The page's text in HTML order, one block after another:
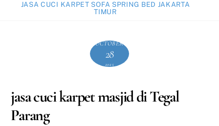
JASA CUCI KARPET SOFA SPRING BED JAKARTA
TIMUR
OCTOBER
28
2025
jasa cuci karpet masjid di Tegal
Parang